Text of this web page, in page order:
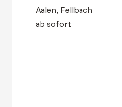
Aalen, Fellbach
ab sofort